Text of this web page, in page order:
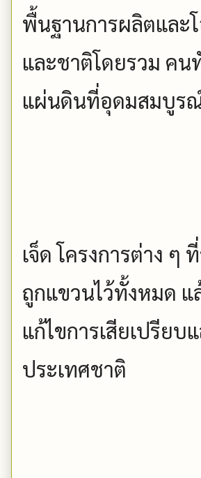
พื้นฐานการผลิตและ
และชาติโดยรวม ค
แผ่นดินที่อุดมสมบูร
เจ็ด โครงการต่าง ๆ
ถูกแขวนไว้ทั้งหมด แ
แก้ไขการเสียเปรียบ
ประเทศชาติ